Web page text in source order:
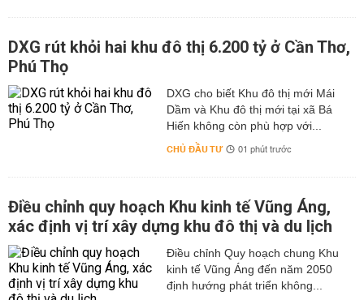
DXG rút khỏi hai khu đô thị 6.200 tỷ ở Cần Thơ,
Phú Thọ
DXG cho biết Khu đô thị mới Mái
Dầm và Khu đô thị mới tại xã Bá
Hiến không còn phù hợp với...
CHỦ ĐẦU TƯ 01 phút trước
Điều chỉnh quy hoạch Khu kinh tế Vũng Áng,
xác định vị trí xây dựng khu đô thị và du lịch
Điều chỉnh Quy hoạch chung Khu
kinh tế Vũng Áng đến năm 2050
định hướng phát triển không...